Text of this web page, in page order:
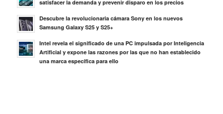
satisfacer la demanda y prevenir disparo en los precios
Descubre la revolucionaria cámara Sony en los nuevos
Samsung Galaxy S25 y S25+
Intel revela el significado de una PC impulsada por Inteligencia
Artificial y expone las razones por las que no han establecido
una marca específica para ello